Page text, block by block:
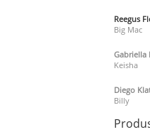
Reegus
Big Mac
Gabriella
Keisha
Diego
Billy